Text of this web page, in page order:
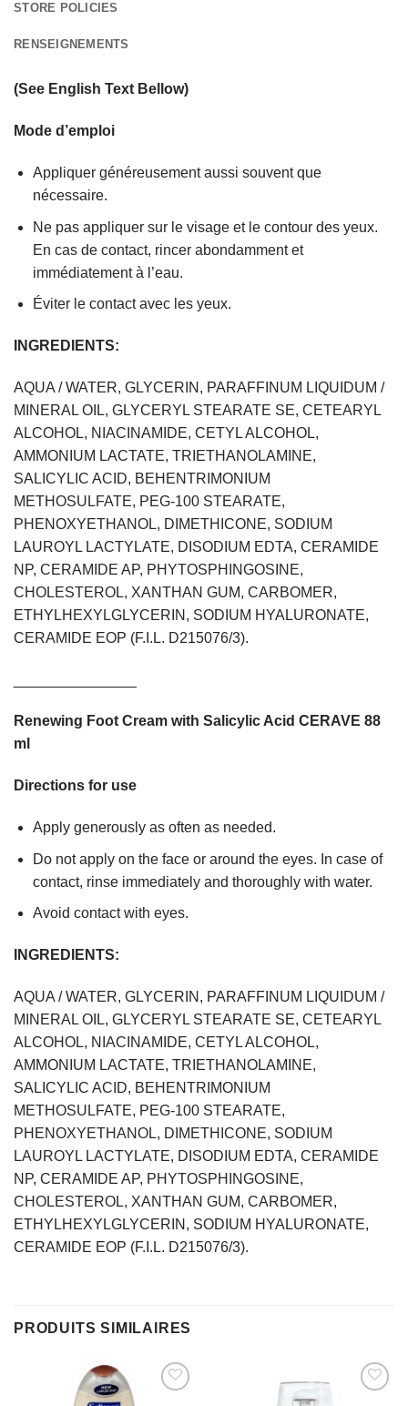
STORE POLICIES
RENSEIGNEMENTS
(See English Text Bellow)
Mode d’emploi
Appliquer généreusement aussi souvent que
nécessaire.
Ne pas appliquer sur le visage et le contour des yeux.
En cas de contact, rincer abondamment et
immédiatement à l’eau.
Éviter le contact avec les yeux.
INGREDIENTS:
AQUA / WATER, GLYCERIN, PARAFFINUM LIQUIDUM /
MINERAL OIL, GLYCERYL STEARATE SE, CETEARYL
ALCOHOL, NIACINAMIDE, CETYL ALCOHOL,
AMMONIUM LACTATE, TRIETHANOLAMINE,
SALICYLIC ACID, BEHENTRIMONIUM
METHOSULFATE, PEG-100 STEARATE,
PHENOXYETHANOL, DIMETHICONE, SODIUM
LAUROYL LACTYLATE, DISODIUM EDTA, CERAMIDE
NP, CERAMIDE AP, PHYTOSPHINGOSINE,
CHOLESTEROL, XANTHAN GUM, CARBOMER,
ETHYLHEXYLGLYCERIN, SODIUM HYALURONATE,
CERAMIDE EOP (F.I.L. D215076/3).
Renewing Foot Cream with Salicylic Acid CERAVE 88
ml
Directions for use
Apply generously as often as needed.
Do not apply on the face or around the eyes. In case of
contact, rinse immediately and thoroughly with water.
Avoid contact with eyes.
INGREDIENTS:
AQUA / WATER, GLYCERIN, PARAFFINUM LIQUIDUM /
MINERAL OIL, GLYCERYL STEARATE SE, CETEARYL
ALCOHOL, NIACINAMIDE, CETYL ALCOHOL,
AMMONIUM LACTATE, TRIETHANOLAMINE,
SALICYLIC ACID, BEHENTRIMONIUM
METHOSULFATE, PEG-100 STEARATE,
PHENOXYETHANOL, DIMETHICONE, SODIUM
LAUROYL LACTYLATE, DISODIUM EDTA, CERAMIDE
NP, CERAMIDE AP, PHYTOSPHINGOSINE,
CHOLESTEROL, XANTHAN GUM, CARBOMER,
ETHYLHEXYLGLYCERIN, SODIUM HYALURONATE,
CERAMIDE EOP (F.I.L. D215076/3).
PRODUITS SIMILAIRES